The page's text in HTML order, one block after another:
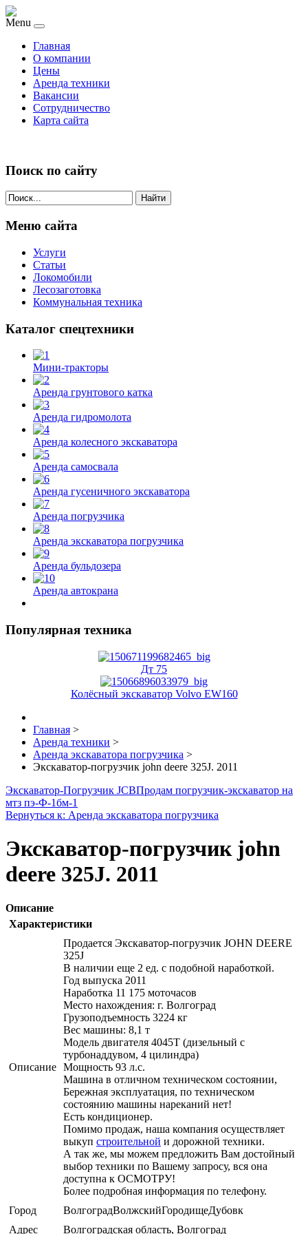
Menu
Главная
О компании
Цены
Аренда техники
Вакансии
Сотрудничество
Карта сайта
Поиск по сайту
Найти
Меню сайта
Услуги
Статьи
Локомобили
Лесозаготовка
Коммунальная техника
Каталог спецтехники
Мини-тракторы
Аренда грунтового катка
Аренда гидромолота
Аренда колесного экскаватора
Аренда самосвала
Аренда гусеничного экскаватора
Аренда погрузчика
Аренда экскаватора погрузчика
Аренда бульдозера
Аренда автокрана
Популярная техника
Дт 75
Колёсный экскаватор Volvo EW160
Главная >
Аренда техники >
Аренда экскаватора погрузчика >
Экскаватор-погрузчик john deere 325J. 2011
Экскаватор-Погрузчик JCBПродам погрузчик-экскаватор на
мтз пэ-Ф-1бм-1
Вернуться к: Аренда экскаватора погрузчика
Экскаватор-погрузчик john
deere 325J. 2011
Описание
Характеристики
Описание
Продается Экскаватор-погрузчик JOHN DEERE
325J
В наличии еще 2 ед. с подобной наработкой.
Год выпуска 2011
Наработка 11 175 моточасов
Место нахождения: г. Волгоград
Грузоподъемность 3224 кг
Вес машины: 8,1 т
Модель двигателя 4045Т (дизельный с
турбонаддувом, 4 цилиндра)
Мощность 93 л.с.
Машина в отличном техническом состоянии,
Бережная эксплуатация, по техническом
состоянию машины нареканий нет!
Есть кондиционер.
Помимо продаж, наша компания осуществляет
выкуп строительной и дорожной техники.
А так же, мы можем предложить Вам достойный
выбор техники по Вашему запросу, вся она
доступна к ОСМОТРУ!
Более подробная информация по телефону.
Город
ВолгоградВолжскийГородищеДубовк
Адрес
Волгоградская область, Волгоград